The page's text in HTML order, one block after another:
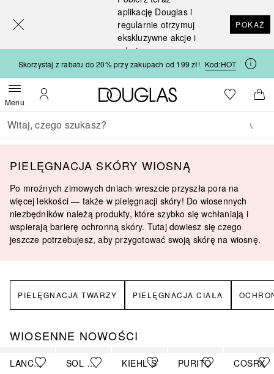
aplikację Douglas i
regularnie otrzymuj
ekskluzywne akcje i
rabaty
POKAŻ
Skorzystaj z rabatu do 20% przy zakupach od 199 zł! Kod:HOT
MenuOtwórz menuMoje konto
Strona główna Douglas
Do listyDo
Wracać
Wykonaj wyszukiwanie
PIELĘGNACJA SKÓRY WIOSNĄ
Po mroźnych zimowych dniach wreszcie przyszła pora na
więcej lekkości — także w pielęgnacji skóry! Do wiosennych
niezbędników należą produkty, które szybko się wchłaniają i
wspierają barierę ochronną skóry. Tutaj dowiesz się czego
jeszcze potrzebujesz, aby przygotować swoją skórę na wiosnę.
PIELĘGNACJA TWARZY PIELĘGNACJA CIAŁA
WIOSENNE NOWOŚCI
LANCÔME
SOL DE JANEIRO
KIEHL`S
PURITO
COSRX
[navigation.slideout.screenreader]